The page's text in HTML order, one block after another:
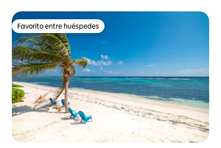
Favorito entre huéspedes
Favorito entre huéspedes